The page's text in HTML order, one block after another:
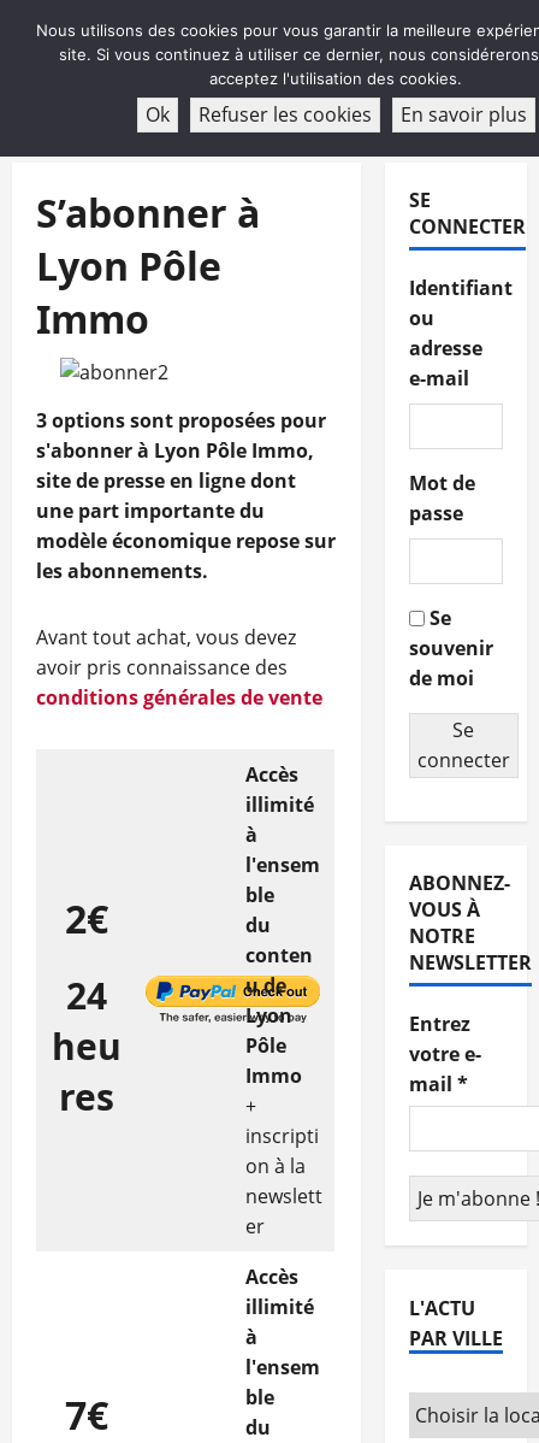
ABONNEMENT
S’abonner à
Lyon Pôle
Immo
3 options sont proposées pour
s'abonner à Lyon Pôle Immo,
site de presse en ligne dont
une part importante du
modèle économique repose sur
les abonnements.
Avant tout achat, vous devez
avoir pris connaissance des
conditions générales de vente
2€
24
heu
res
Accès
illimité
à
l'ensem
ble
du
conten
u de
Lyon
Pôle
Immo
+
inscripti
on à la
newslett
er
7€
Accès
illimité
à
l'ensem
ble
du
SE
CONNECTER
Identifiant
ou
adresse
e-mail
Mot de
passe
Se
souvenir
de moi
Se
connecter
ABONNEZ-
VOUS À
NOTRE
NEWSLETTER
Entrez
votre e-
mail *
L'ACTU
PAR VILLE
Nous utilisons des cookies pour vous garantir la meilleure
site. Si vous continuez à utiliser ce dernier, nous
acceptez l'utilisation des cookies.
Ok Refuser les cookies En savoir plus